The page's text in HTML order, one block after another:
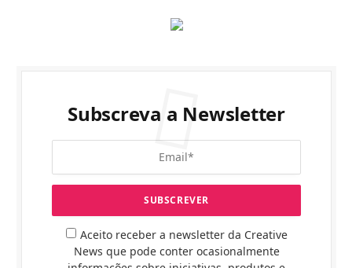
Subscreva a Newsletter
Aceito receber a newsletter da Creative
News que pode conter ocasionalmente